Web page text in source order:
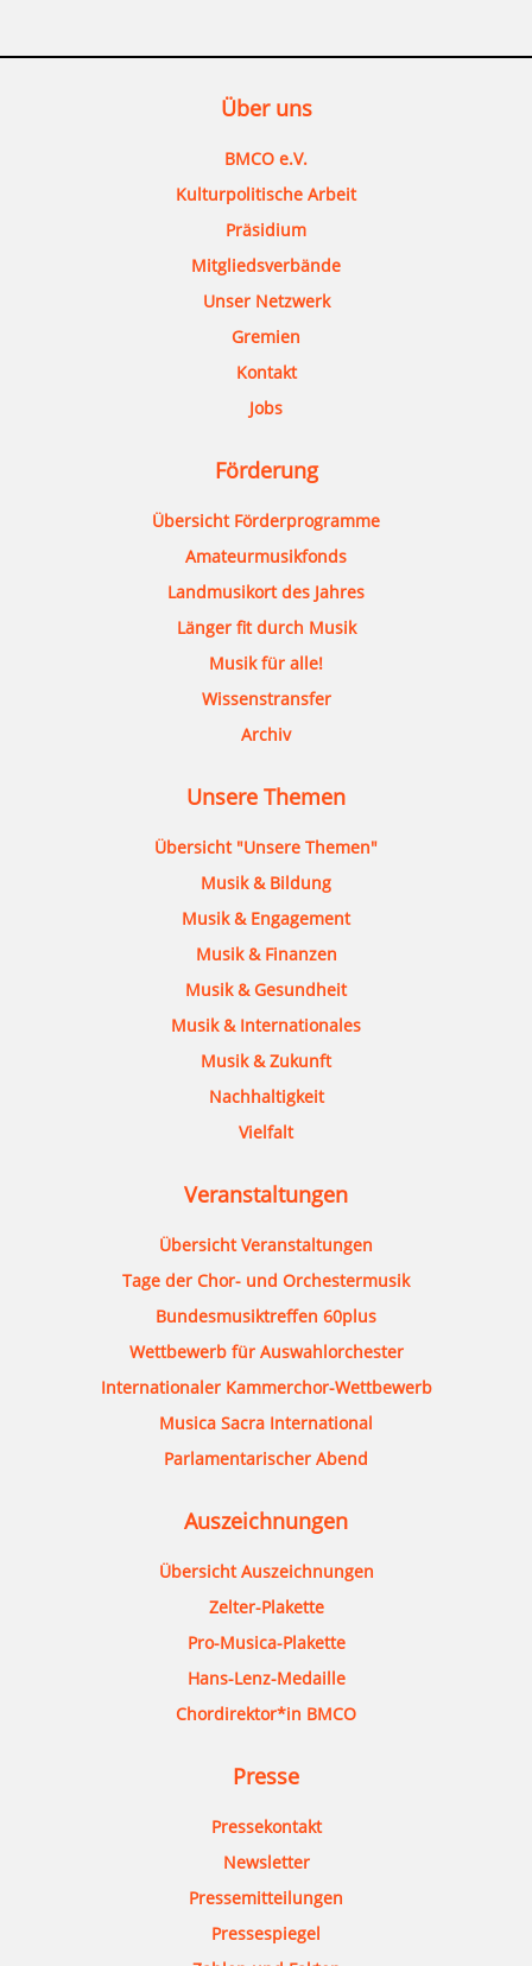
Über uns
BMCO e.V.
Kulturpolitische Arbeit
Präsidium
Mitgliedsverbände
Unser Netzwerk
Gremien
Kontakt
Jobs
Förderung
Übersicht Förderprogramme
Amateurmusikfonds
Landmusikort des Jahres
Länger fit durch Musik
Musik für alle!
Wissenstransfer
Archiv
Unsere Themen
Übersicht "Unsere Themen"
Musik & Bildung
Musik & Engagement
Musik & Finanzen
Musik & Gesundheit
Musik & Internationales
Musik & Zukunft
Nachhaltigkeit
Vielfalt
Veranstaltungen
Übersicht Veranstaltungen
Tage der Chor- und Orchestermusik
Bundesmusiktreffen 60plus
Wettbewerb für Auswahlorchester
Internationaler Kammerchor-Wettbewerb
Musica Sacra International
Parlamentarischer Abend
Auszeichnungen
Übersicht Auszeichnungen
Zelter-Plakette
Pro-Musica-Plakette
Hans-Lenz-Medaille
Chordirektor*in BMCO
Presse
Pressekontakt
Newsletter
Pressemitteilungen
Pressespiegel